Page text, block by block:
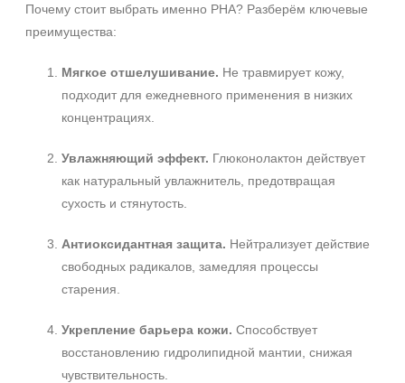
Почему стоит выбрать именно PHA? Разберём ключевые
преимущества:
Мягкое отшелушивание. Не травмирует кожу,
подходит для ежедневного применения в низких
концентрациях.
Увлажняющий эффект. Глюконолактон действует
как натуральный увлажнитель, предотвращая
сухость и стянутость.
Антиоксидантная защита. Нейтрализует действие
свободных радикалов, замедляя процессы
старения.
Укрепление барьера кожи. Способствует
восстановлению гидролипидной мантии, снижая
чувствительность.